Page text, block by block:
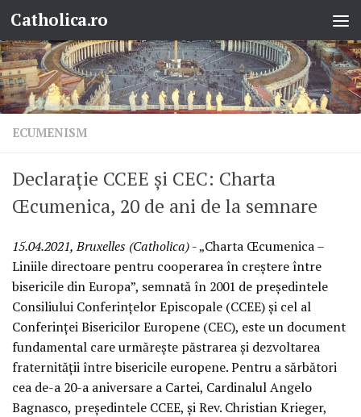
Skip to content
Catholica.ro
ECUMENISM
Declarație CCEE și CEC: Charta
Œcumenica, 20 de ani de la semnare
15.04.2021, Bruxelles (Catholica)- „Charta Œcumenica –
Liniile directoare pentru cooperarea în creștere între
bisericile din Europa”, semnată în 2001 de președintele
Consiliului Conferințelor Episcopale (CCEE) și cel al
Conferinței Bisericilor Europene (CEC), este un document
fundamental care urmărește păstrarea și dezvoltarea
fraternității între bisericile europene. Pentru a sărbători
cea de-a 20-a aniversare a Cartei, Cardinalul Angelo
Bagnasco, președintele CCEE, și Rev. Christian Krieger,